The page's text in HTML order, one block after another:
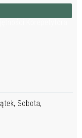
Sobota,